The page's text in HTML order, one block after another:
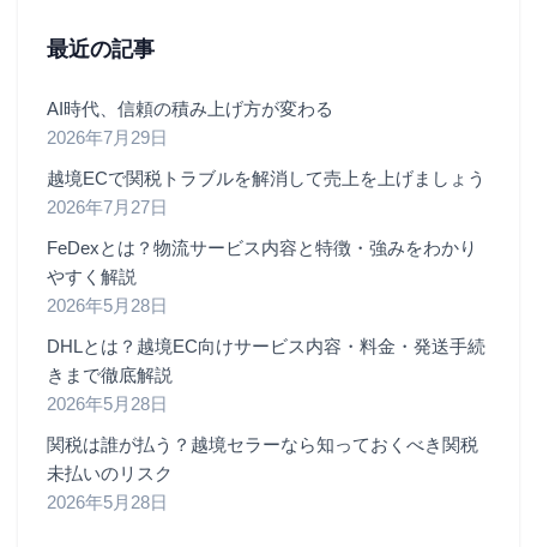
最近の記事
AI時代、信頼の積み上げ方が変わる
2026年7月29日
越境ECで関税トラブルを解消して売上を上げましょう
2026年7月27日
FeDexとは？物流サービス内容と特徴・強みをわかり
やすく解説
2026年5月28日
DHLとは？越境EC向けサービス内容・料金・発送手続
きまで徹底解説
2026年5月28日
関税は誰が払う？越境セラーなら知っておくべき関税
未払いのリスク
2026年5月28日